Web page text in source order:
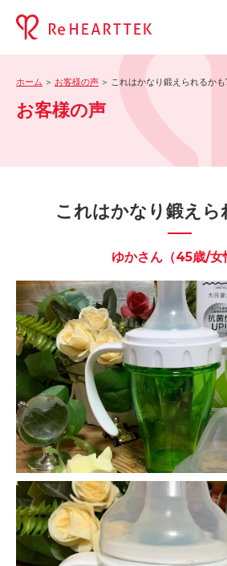
-ブログ
-学会発表情
-お客様の声
-メディア
誤嚥・誤
-誤嚥・誤
-誤嚥の
-誤嚥・誤
会社情報
ホーム お客様の声 これはかなり鍛えられるかも
お客様の声
これはかなり鍛えら
ゆかさん（45歳/女